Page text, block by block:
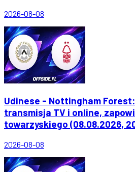
2026-08-08
Udinese - Nottingham
transmisja TV i online,
towarzyskiego (08.08.2026,
2026-08-08